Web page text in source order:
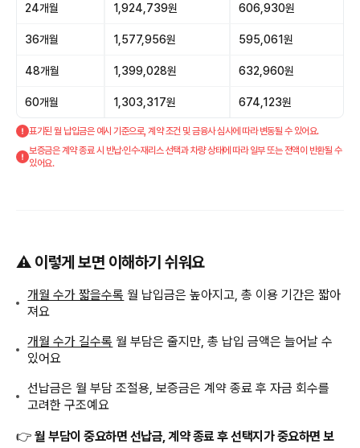
24개월 1,924,739원 606,930원
36개월 1,577,956원 595,061원
48개월 1,399,028원 632,960원
60개월 1,303,317원 674,123원
표기된 월 납입금은 예시 기준으로, 계약 조건 및 금융사 심사에 따라 변동될 수 있어요.
보증금은 계약 종료 시 반납·인수·재리스 선택과 차량 상태에 따라 일부 또는 전액이 반환될 수
있어요.
⚠️ 이렇게 보면 이해하기 쉬워요
개월 수가 짧을수록 월 납입금은 높아지고, 총 이용 기간은 짧아
져요
개월 수가 길수록 월 부담은 줄지만, 총 납입 금액은 늘어날 수
있어요
선납금은 월 부담 조절용, 보증금은 계약 종료 후 자금 회수를
고려한 구조예요
👉 월 부담이 중요하면 선납금, 계약 종료 후 선택지가 중요하면 보